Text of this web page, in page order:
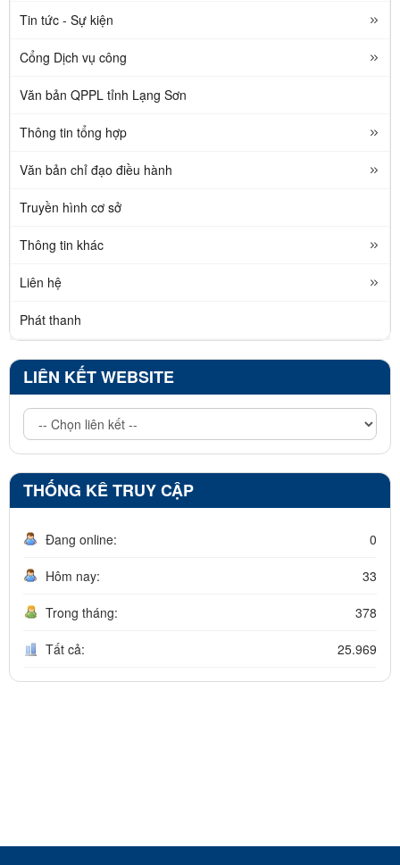
Tin tức - Sự kiện
Cổng Dịch vụ công
Văn bản QPPL tỉnh Lạng Sơn
Thông tin tổng hợp
Văn bản chỉ đạo điều hành
Truyền hình cơ sở
Thông tin khác
Liên hệ
Phát thanh
LIÊN KẾT WEBSITE
THỐNG KÊ TRUY CẬP
Đang online: 0
Hôm nay: 33
Trong tháng: 378
Tất cả: 25.969